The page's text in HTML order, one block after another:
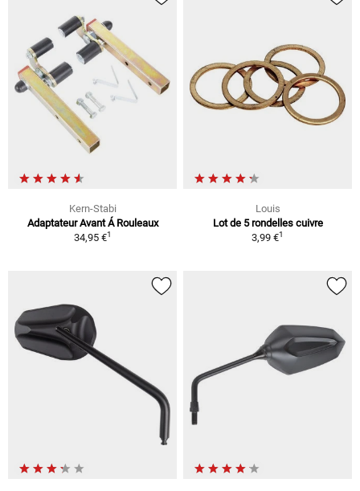
Kern-Stabi
Adaptateur Avant Á Rouleaux
34,95 €1
Louis
Lot de 5 rondelles cuivre
3,99 €1